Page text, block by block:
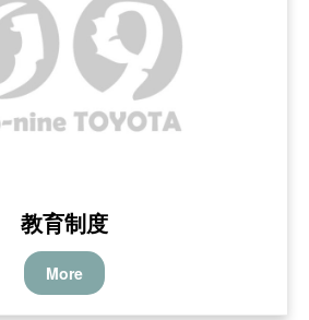
教育制度
More